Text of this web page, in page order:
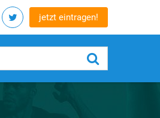
jetzt eintragen!